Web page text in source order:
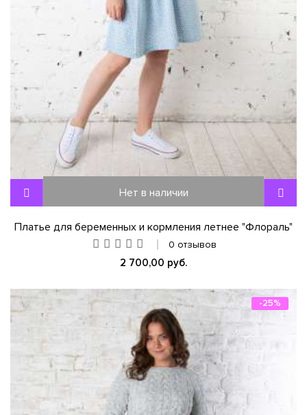
Нет в наличии
Платье для беременных и кормления летнее "Флораль"
0 отзывов
2 700,00 руб.
-25%